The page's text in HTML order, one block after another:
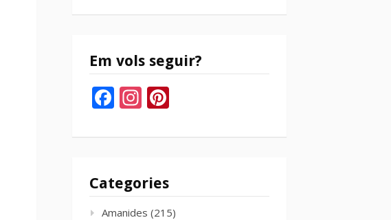
bloc
Em vols seguir?
Facebook
Instagram
Categories
Amanides (215)